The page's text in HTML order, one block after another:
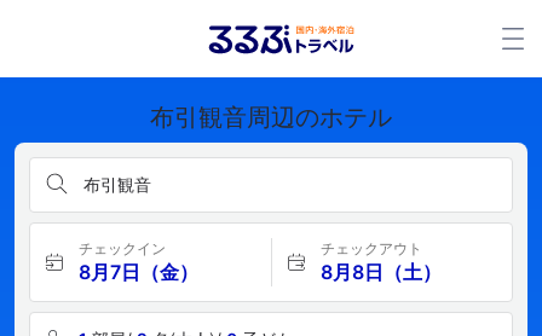
布引観音周辺のホテル
布引観音
チェックイン
8月7日（金）
チェックアウト
8月8日（土）